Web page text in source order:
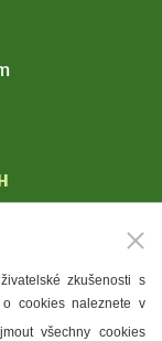
zkušenosti s
o cookies naleznete v
všechny cookies